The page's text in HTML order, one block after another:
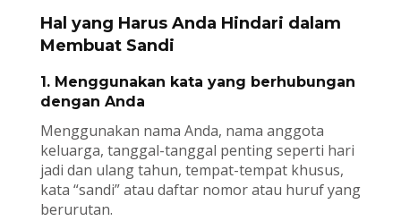
Hal yang Harus Anda Hindari dalam
Membuat Sandi
1. Menggunakan kata yang berhubungan
dengan Anda
Menggunakan nama Anda, nama anggota
keluarga, tanggal-tanggal penting seperti hari
jadi dan ulang tahun, tempat-tempat khusus,
kata “sandi” atau daftar nomor atau huruf yang
berurutan.